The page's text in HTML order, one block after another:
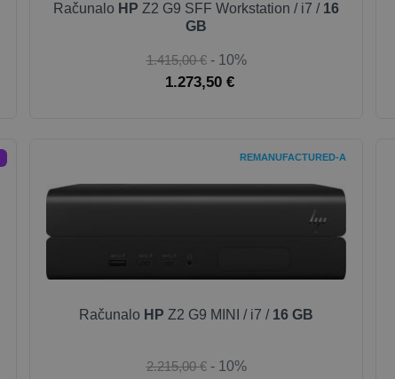
Računalo HP Z2 G9 SFF Workstation / i7 / 16
GB
1.415,00 € - 10%
1.273,50 €
REMANUFACTURED-A
Računalo HP Z2 G9 MINI / i7 / 16 GB
2.215,00 € - 10%